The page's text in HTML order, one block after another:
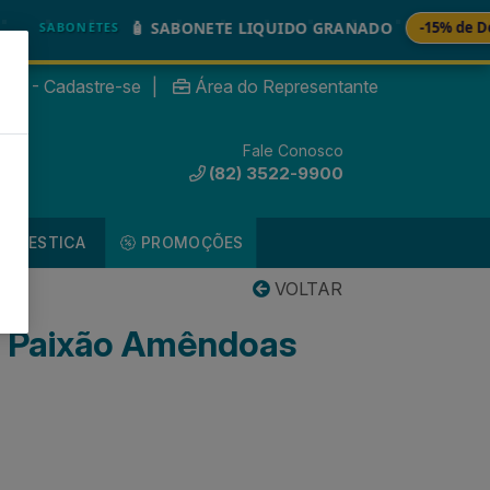
🧴 SABONETE LIQUIDO GRANADO -15% de Desconto
- Cadastre-se Área do Representante
Fale Conosco
(82) 3522-9900
PROMOÇÕES
VOLTAR
Amêndoas